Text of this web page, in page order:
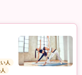
人